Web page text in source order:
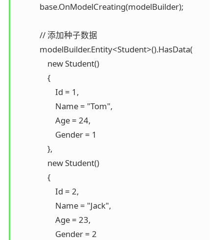
            base.OnModelCreating(modelBuilder);
            // 添加种子数据
            modelBuilder.Entity<Student>().HasData(
                new Student()
                {
                    Id = 1,
                    Name = "Tom",
                    Age = 24,
                    Gender = 1
                },
                new Student()
                {
                    Id = 2,
                    Name = "Jack",
                    Age = 23,
                    Gender = 2